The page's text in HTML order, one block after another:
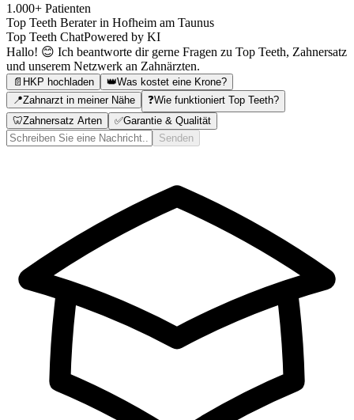
1.000+ Patienten
Top Teeth Berater in Hofheim am Taunus
Top Teeth ChatPowered by KI
Hallo! 😊 Ich beantworte dir gerne Fragen zu Top Teeth, Zahnersatz
und unserem Netzwerk an Zahnärzten.
📄 HKP hochladen 👑Was kostet eine Krone?
📍Zahnarzt in meiner Nähe ❓Wie funktioniert Top Teeth?
🦷Zahnersatz Arten ✅Garantie & Qualität
Senden